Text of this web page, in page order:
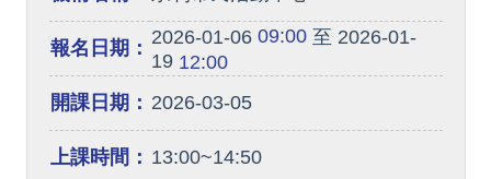
報名日期： 2026-01-0609:00至 2026-01-
1912:00
開課日期： 2026-03-05
上課時間： 13:00~14:50